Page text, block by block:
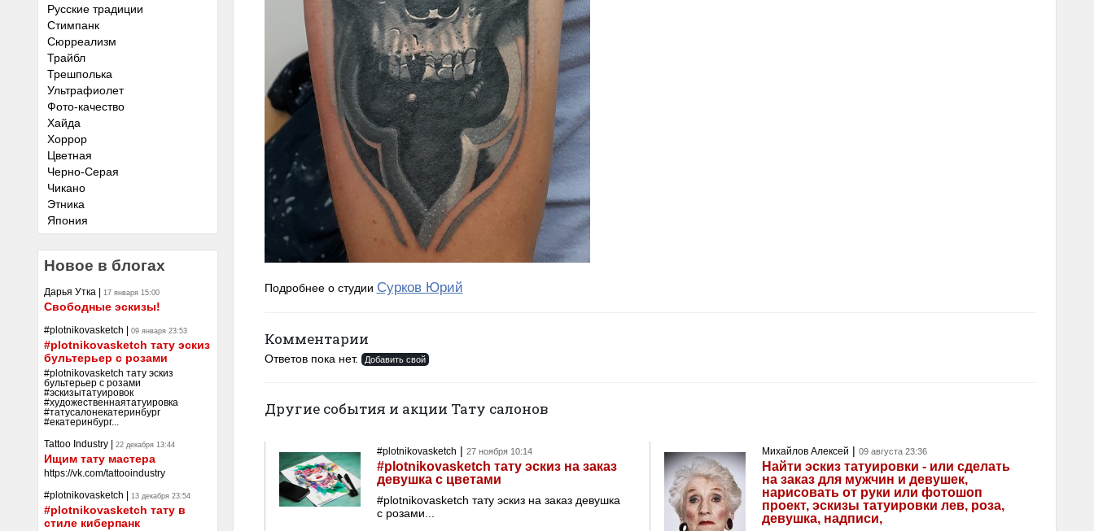
Подробнее о студии Сурков Юрий
Комментарии
Ответов пока нет. Добавить свой
Другие события и акции Тату салонов
#plotnikovasketch | 27 ноября 10:14
#plotnikovasketch тату эскиз на заказ
девушка с цветами
#plotnikovasketch тату эскиз на заказ девушка
с розами...
Михайлов Алексей |09 августа 23:36
Найти эскиз татуировки - или сделать
на заказ для мужчин и девушек,
нарисовать от руки или фотошоп
проект, эскизы татуировки лев, роза,
девушка, надписи,
Русские традиции
Стимпанк
Сюрреализм
Трайбл
Трешполька
Ультрафиолет
Фото-качество
Хайда
Хоррор
Цветная
Черно-Серая
Чикано
Этника
Япония
Новое в блогах
Дарья Утка 17 января 15:00
Свободные эскизы!
#plotnikovasketch 09 января 23:53
#plotnikovasketch тату эскиз
бультерьер с розами
#plotnikovasketch тату эскиз
бультерьер с розами
#эскизытатуировок
#художественнаятатуировка
#татусалонекатеринбург
#екатеринбург...
Tattoo Industry| 22 декабря 13:44
Ищим тату мастера
https://vk.com/tattooindustry
#plotnikovasketch 13 декабря 23:54
#plotnikovasketch тату в
стиле киберпанк